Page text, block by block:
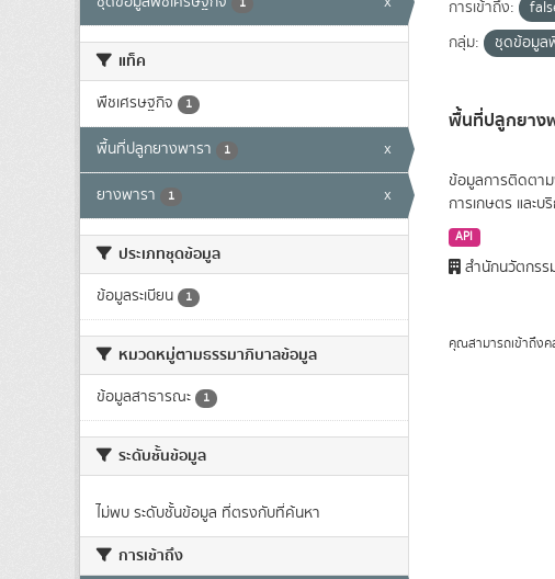
1
แท็ค
พืชเศรษฐกิจ 1
พื้นที่ปลูกยางพารา 1 x
ยางพารา 1 x
ประเภทชุดข้อมูล
ข้อมูลระเบียน 1
หมวดหมู่ตามธรรมาภิบาลข้อมูล
ข้อมูลสาธารณะ 1
ระดับชั้นข้อมูล
ไม่พบ ระดับชั้นข้อมูล ที่ตรงกับที่ค้นหา
การเข้าถึง
การเข้าถึง:
กลุ่ม:
ชุดข้อมูล
พื้นที่ปลูกยางพ
ข้อมูลการติดตาม
การเกษตร และบ
API
สำนักนวัตกรร
คุณสามารถเข้าถึง